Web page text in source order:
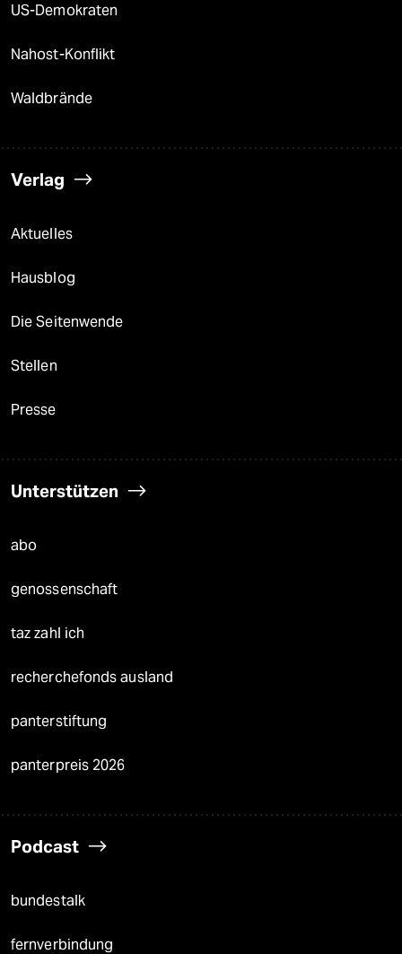
US-Demokraten
Nahost-Konflikt
Waldbrände
Verlag
Aktuelles
Hausblog
Die Seitenwende
Stellen
Presse
Unterstützen
abo
genossenschaft
taz zahl ich
recherchefonds ausland
panterstiftung
panterpreis 2026
Podcast
bundestalk
fernverbindung